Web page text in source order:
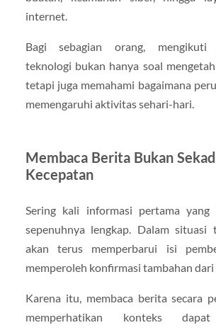
internet.
Bagi sebagian orang, mengikuti
teknologi bukan hanya soal
tetapi juga memahami bagaimana
memengaruhi aktivitas sehari-hari.
Membaca Berita Bukan
Kecepatan
Sering kali informasi pertama yang
sepenuhnya lengkap. Dalam situasi
akan terus memperbarui isi
memperoleh konfirmasi tambahan
Karena itu, membaca berita secara
memperhatikan konteks dapat